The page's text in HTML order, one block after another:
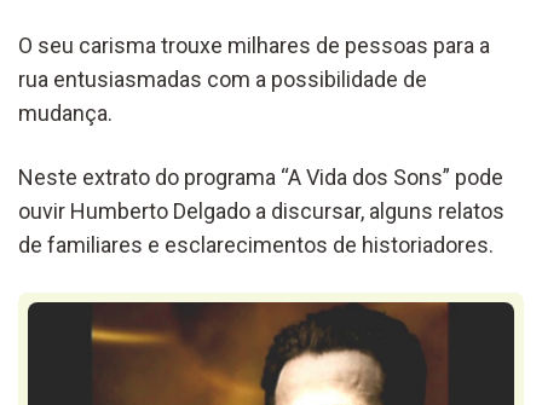
O seu carisma trouxe milhares de pessoas para a
rua entusiasmadas com a possibilidade de
mudança.
Neste extrato do programa “A Vida dos Sons” pode
ouvir Humberto Delgado a discursar, alguns relatos
de familiares e esclarecimentos de historiadores.